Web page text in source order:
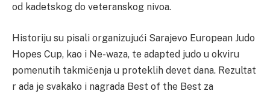
od kadetskog do veteranskog nivoa.
Historiju su pisali organizujući Sarajevo European Judo
Hopes Cup, kao i Ne-waza, te adapted judo u okviru
pomenutih takmičenja u proteklih devet dana. Rezultat
r ada je svakako i nagrada Best of the Best za